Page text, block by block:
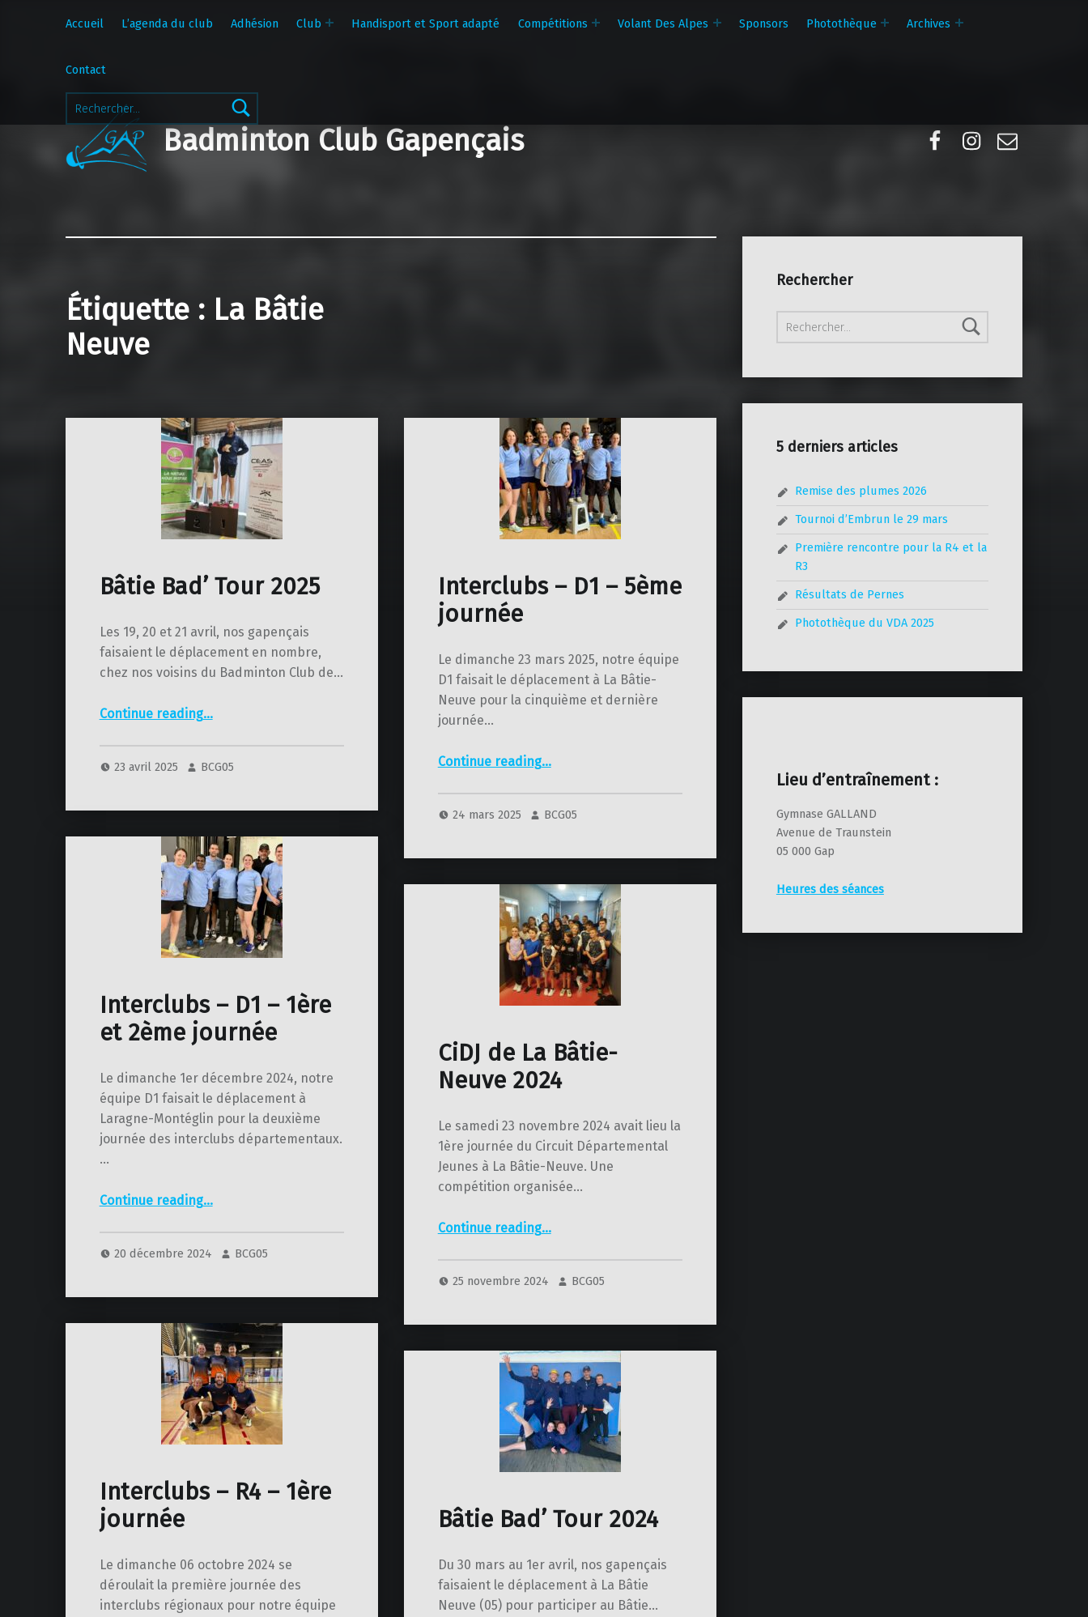
Rechercher :
Accueil L’agenda du club Adhésion Club Handisport et Sport adapté Compétitions Volant Des Alpes Sponsors Photothèque Archives
Contact
Badminton Club Gapençais FacebookInstagram
E-mail
Étiquette : La Bâtie
Neuve
Bâtie Bad’ Tour 2025
Les 19, 20 et 21 avril, nos gapençais
faisaient le déplacement en nombre,
chez nos voisins du Badminton Club de…
Continue reading
“Bâtie Bad’ Tour 2025”
…
23 avril 2025 BCG05
Interclubs – D1 – 5ème
journée
Le dimanche 23 mars 2025, notre équipe
D1 faisait le déplacement à La Bâtie-
Neuve pour la cinquième et dernière
journée…
Continue reading“Interclubs – D1 – 5ème journée”
…
24 mars 2025 BCG05
Interclubs – D1 – 1ère
et 2ème journée
Le dimanche 1er décembre 2024, notre
équipe D1 faisait le déplacement à
Laragne-Montéglin pour la deuxième
journée des interclubs départementaux.
…
Continue reading“Interclubs – D1 – 1ère et 2ème journée”
…
20 décembre 2024 BCG05
CiDJ de La Bâtie-
Neuve 2024
Le samedi 23 novembre 2024 avait lieu la
1ère journée du Circuit Départemental
Jeunes à La Bâtie-Neuve. Une
compétition organisée…
Continue reading“CiDJ de La Bâtie-Neuve 2024”
…
25 novembre 2024 BCG05
Interclubs – R4 – 1ère
journée
Le dimanche 06 octobre 2024 se
déroulait la première journée des
interclubs régionaux pour notre équipe
Bâtie Bad’ Tour 2024
Du 30 mars au 1er avril, nos gapençais
faisaient le déplacement à La Bâtie
Neuve (05) pour participer au Bâtie…
Rechercher
Rechercher :
5 derniers articles
Remise des plumes 2026
Tournoi d’Embrun le 29 mars
Première rencontre pour la R4 et la
R3
Résultats de Pernes
Photothèque du VDA 2025
Lieu d’entraînement :
Gymnase GALLAND
Avenue de Traunstein
05 000 Gap
Heures des séances